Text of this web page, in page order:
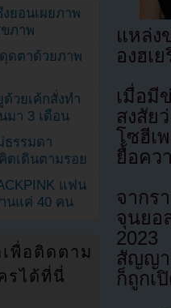
แหล่ง
องฮเ
เมื่อมี
สงสัย
โซฮีเ
ยื้อคว
จากร
จุนยอ
2023
สัญญา
ก็ถูกเ
ยอนเผยภาพ
ภาพ
ดตาด้วยภาพ
วยเค้กสั่งทำ
มา 3 เดือน
ธรรมดา
ดเดินตามรอย
แฟน
นแค่ 40 คน
พื่อติดตาม
รได้ที่นี่